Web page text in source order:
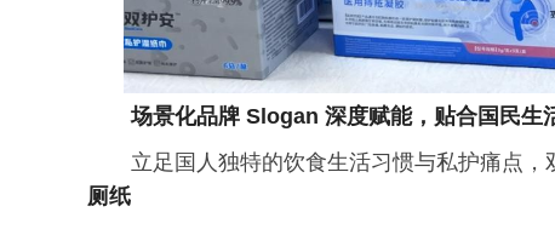
场景化品牌 Slogan 深度赋能，贴合国民生
立足国人独特的饮食生活习惯与私护痛点，
厕纸